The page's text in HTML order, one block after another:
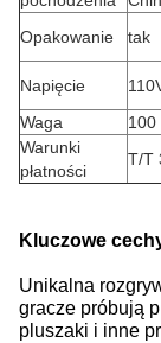
Opakowanie tak
Napięcie
Waga
100
Warunki
płatności
T/T
Kluczowe
Unikalna
gracze próbują
pluszaki i inne